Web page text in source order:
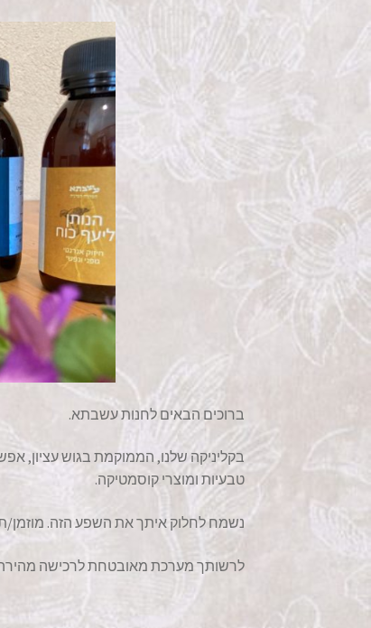
ברוכים הבאים לחנות עשבתא.
בקליניקה שלנו, הממוקמת בגוש עציון,
טבעיות ומוצרי קוסמטיקה.
נשמח לחלוק איתך את השפע הזה. מוזמן/ת
לרשותך מערכת מאובטחת לרכישה מהירה